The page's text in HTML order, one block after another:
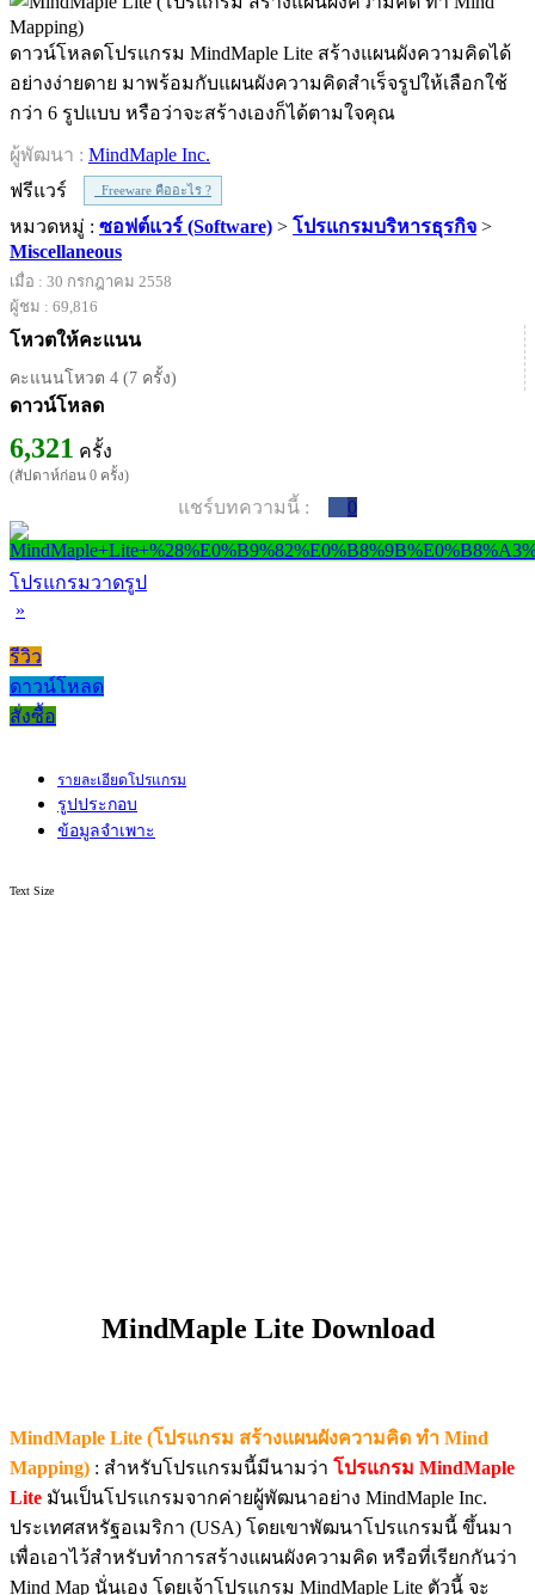
ดาวน์โหลดโปรแกรม MindMaple Lite สร้างแผนผังความคิดได้
อย่างง่ายดาย มาพร้อมกับแผนผังความคิดสำเร็จรูปให้เลือกใช้
กว่า 6 รูปแบบ หรือว่าจะสร้างเองก็ได้ตามใจคุณ
ผู้พัฒนา : MindMaple Inc.
ฟรีแวร์
Freeware คืออะไร ?
หมวดหมู่ : ซอฟต์แวร์ (Software) > โปรแกรมบริหารธุรกิจ >
Miscellaneous
เมื่อ : 30 กรกฎาคม 2558
ผู้ชม : 69,816
โหวตให้คะแนน
คะแนนโหวต 4 (7 ครั้ง)
ดาวน์โหลด
6,321 ครั้ง
(สัปดาห์ก่อน 0 ครั้ง)
แชร์บทความนี้ : 0
โปรแกรมวาดรูป
»
รีวิว
ดาวน์โหลด
สั่งซื้อ
รายละเอียดโปรแกรม
รูปประกอบ
ข้อมูลจำเพาะ
Text Size
MindMaple Lite Download
MindMaple Lite (โปรแกรม สร้างแผนผังความคิด ทำ Mind
Mapping) : สำหรับโปรแกรมนี้มีนามว่า โปรแกรม MindMaple
Lite มันเป็นโปรแกรมจากค่ายผู้พัฒนาอย่าง MindMaple Inc.
ประเทศสหรัฐอเมริกา (USA) โดยเขาพัฒนาโปรแกรมนี้ ขึ้นมา
เพื่อเอาไว้สำหรับทำการสร้างแผนผังความคิด หรือที่เรียกกันว่า
Mind Map นั่นเอง โดยเจ้าโปรแกรม MindMaple Lite ตัวนี้ จะ